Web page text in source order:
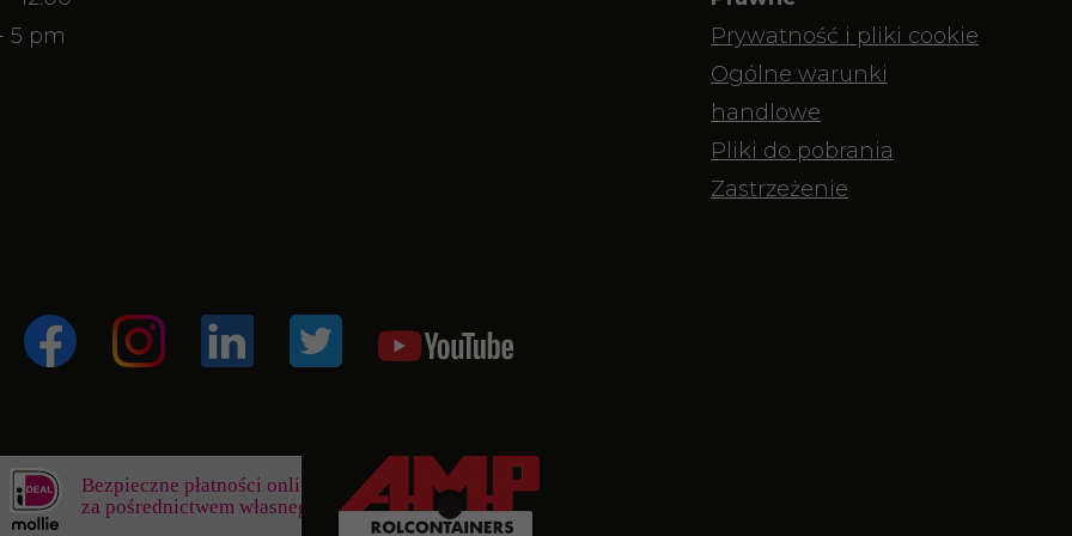
5 pm
Prywatność i pliki cookie
Ogólne warunki
handlowe
Pliki do pobrania
Zastrzeżenie
Bezpieczne płatności online
za pośrednictwem własnego banku